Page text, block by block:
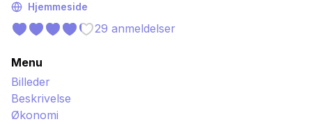
Hjemmeside
29 anmeldelser
Menu
Billeder
Beskrivelse
Økonomi